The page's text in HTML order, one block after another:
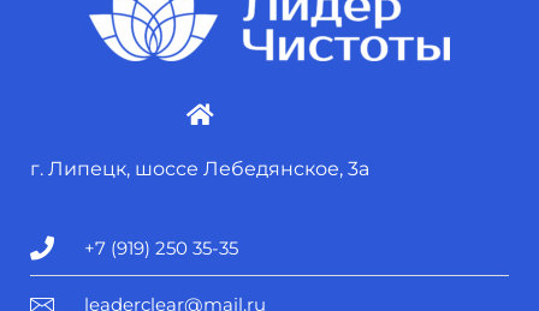
г. Липецк, шоссе Лебедянское, 3а
+7 (919) 250 35-35
leaderclear@mail.ru